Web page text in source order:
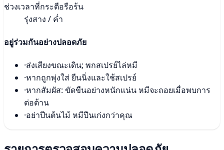
ช่วงเวลาที่กระตือรือร้น
รุ่งสาง / ค่ำ
อยู่ร่วมกันอย่างปลอดภัย
·ส่งเสียงขณะเดิน; พกสเปรย์ไล่หมี
·หากถูกพุ่งใส่ ยืนนิ่งและใช้สเปรย์
·หากสัมผัส: ขัดขืนอย่างหนักแน่น หมีจะถอยเมื่อพบการ
ต่อต้าน
·อย่าปีนต้นไม้ หมีปีนเก่งกว่าคุณ